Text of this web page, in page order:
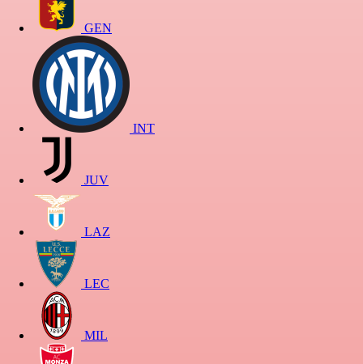
GEN
INT
JUV
LAZ
LEC
MIL